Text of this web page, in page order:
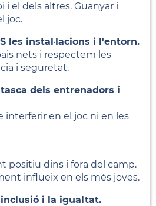
i el dels altres. Guanyar i
joc.
les instal·lacions i l'entorn.
nets i respectem les
i seguretat.
dels entrenadors i
interferir en el joc ni en les
positiu dins i fora del camp.
influeix en els més joves.
i la igualtat.